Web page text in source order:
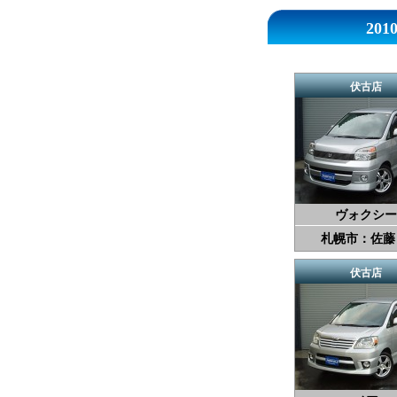
伏古店
ヴォクシー
札幌市：佐
伏古店